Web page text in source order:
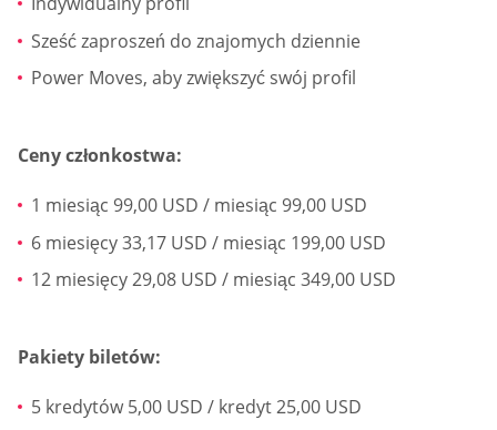
Sześć zaproszeń do znajomych dziennie
Power Moves, aby zwiększyć swój profil
Ceny członkostwa:
1 miesiąc 99,00 USD / miesiąc 99,00 USD
6 miesięcy 33,17 USD / miesiąc 199,00 USD
12 miesięcy 29,08 USD / miesiąc 349,00 USD
Pakiety biletów:
5 kredytów 5,00 USD / kredyt 25,00 USD